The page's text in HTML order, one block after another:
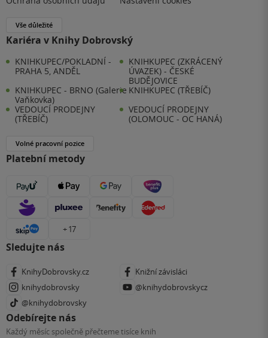
Vše důležité
Kariéra v Knihy Dobrovský
KNIHKUPEC/POKLADNÍ -
PRAHA 5, ANDĚL
KNIHKUPEC (ZKRÁCENÝ
ÚVAZEK) - ČESKÉ
BUDĚJOVICE
KNIHKUPEC - BRNO (Galerie
Vaňkovka)
KNIHKUPEC (TŘEBÍČ)
VEDOUCÍ PRODEJNY
(TŘEBÍČ)
VEDOUCÍ PRODEJNY
(OLOMOUC - OC HANÁ)
Volné pracovní pozice
Platební metody
+ 17
Sledujte nás
KnihyDobrovsky.cz
Knižní závisláci
knihydobrovsky
@knihydobrovskycz
@knihydobrovsky
Odebírejte nás
Každý měsíc společně přečteme tisíce knih